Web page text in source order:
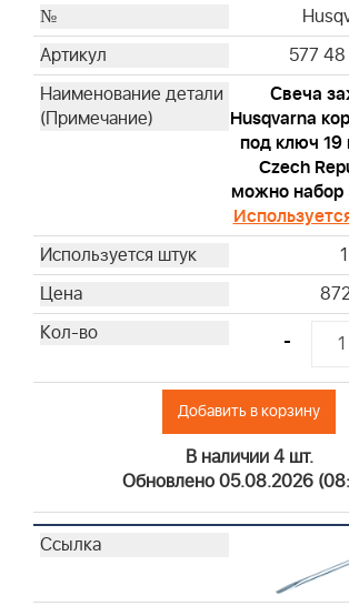
577
Свеча
Husqvarna
под ключ
Czech
можно набор
1
-
Добавить в корзину
В наличии 4 шт.
Обновлено 05.08.2026